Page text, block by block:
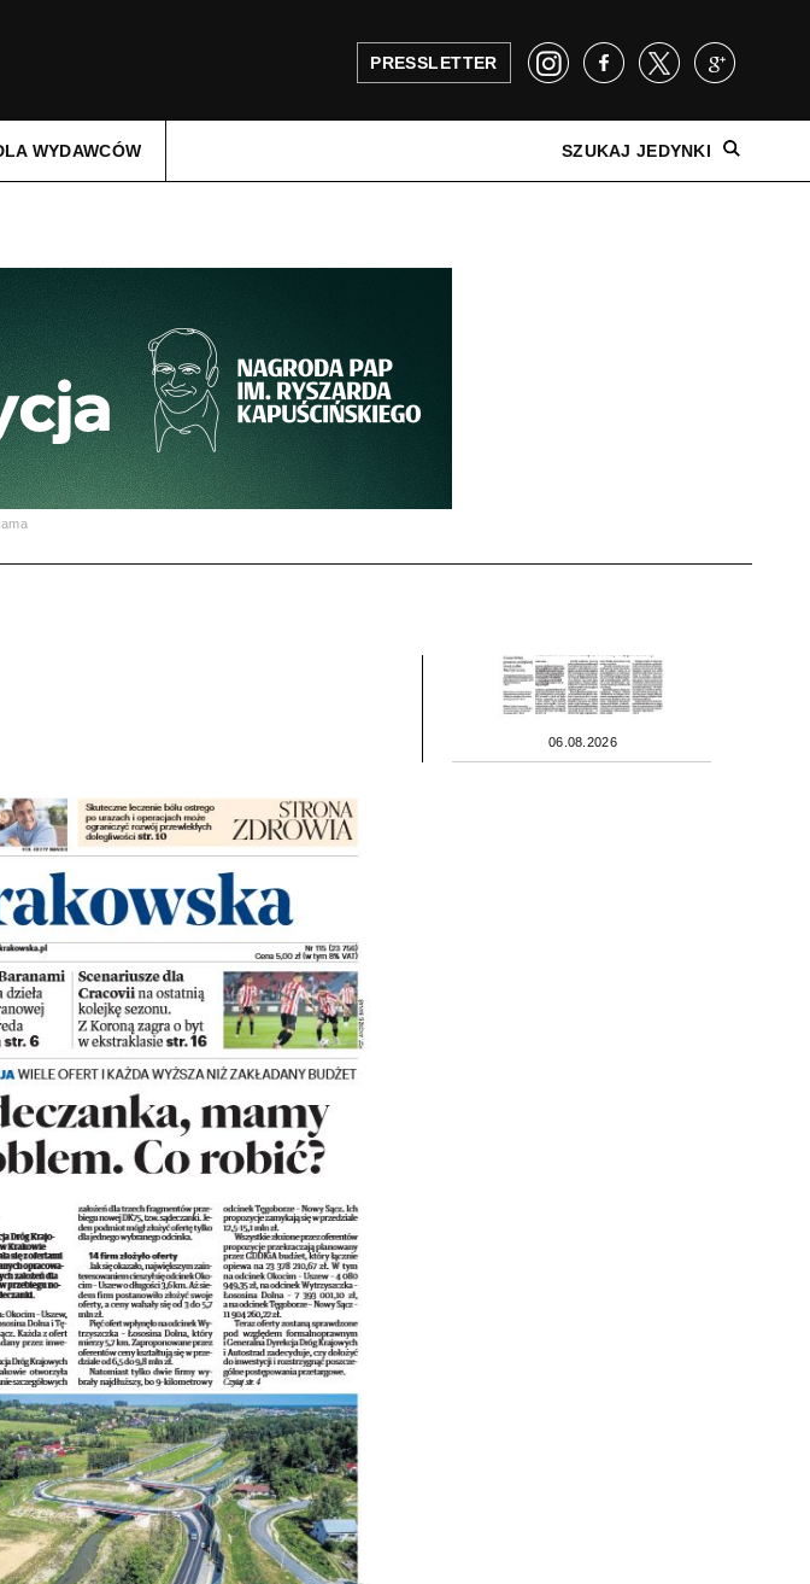
PRESSLETTER
WYDAWCÓW SZUKAJ JEDYNKI
06.08.2026